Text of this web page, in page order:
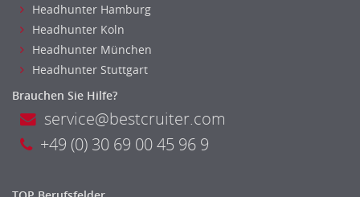
Entsorgungslogistik
Fuhrparkmanagement
Lagerlogistik
Einkauf, Materialwirtschaft & Logistik Leitung, Teamleitung
Materialwirtschaft
Produktionslogistik
Einkauf, Materialwirtschaft & Logistik Prozessmanagement
Anlagenbuchhaltung
Headhunter Hamburg
Headhunter Koln
Headhunter München
Headhunter Stuttgart
Brauchen Sie Hilfe?
service@bestcruiter.com
+49 (0) 30 69 00 45 96 9